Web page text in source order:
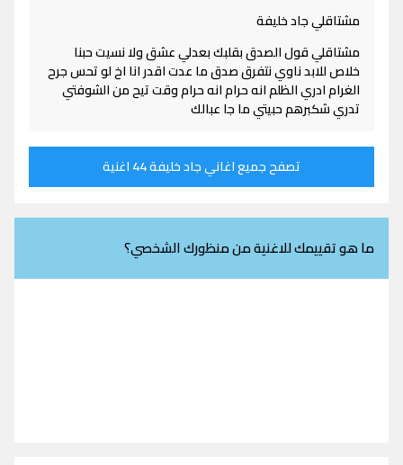
مشتاقلي جاد خليفة
مشتاقلي قول الصدق بقلبك بعدلي عشق ولا نسيت حبنا
خلاص للابد ناوي نتفرق صدق ما عدت اقدر انا اخ لو تحس جرح
الغرام ادري الظلم انه حرام انه حرام وقت تيح من الشوفتي
تدري شكبرهم حبيتي ما جا عبالك
تصفح جميع اغاني جاد خليفة 44 اغنية
ما هو تقييمك للاغنية من منظورك الشخصي؟